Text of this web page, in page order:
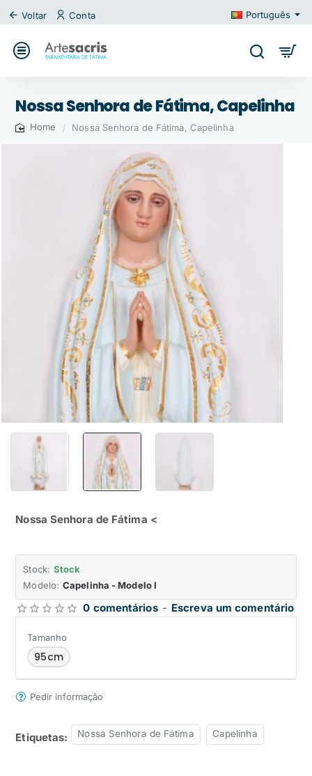
Voltar Conta Português
Nossa Senhora de Fátima, Capelinha
Nossa Senhora de Fátima, Capelinha
Nossa Senhora de Fátima <
Stock: Stock
Modelo: Capelinha - Modelo I
0 comentários - Escreva um comentário
Tamanho
95cm
Pedir informação
Etiquetas: Nossa Senhora de Fátima Capelinha